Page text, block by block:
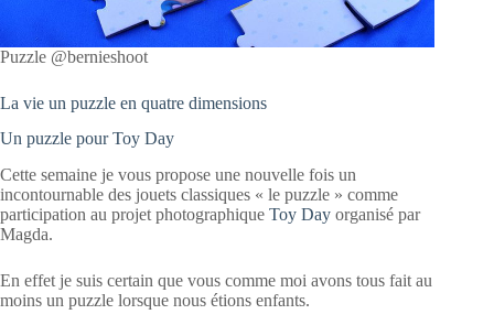
Puzzle @bernieshoot
La vie un puzzle en quatre dimensions
Un puzzle pour Toy Day
Cette semaine je vous propose une nouvelle fois un
incontournable des jouets classiques « le puzzle » comme
participation au projet photographique Toy Day organisé par
Magda.
En effet je suis certain que vous comme moi avons tous fait au
moins un puzzle lorsque nous étions enfants.